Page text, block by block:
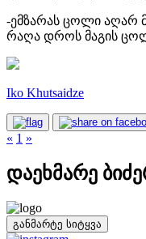
-ემზარას ცოლი აღარ
რაღა დროს მაგის
Iko Khutsaidze
« 1 »
დაეხმარე
განმარტე სიტყვა